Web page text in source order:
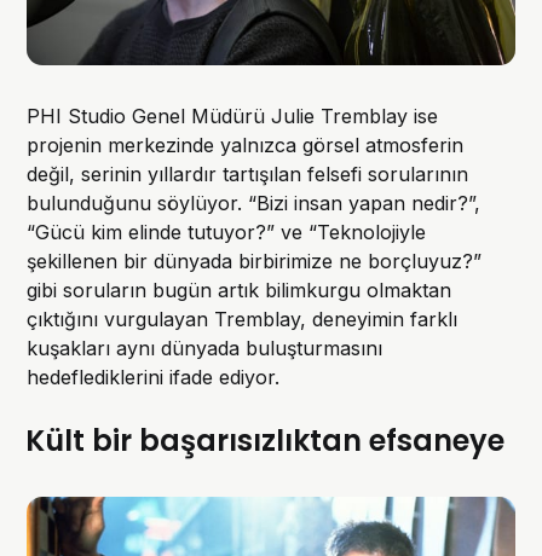
PHI Studio Genel Müdürü Julie Tremblay ise
projenin merkezinde yalnızca görsel atmosferin
değil, serinin yıllardır tartışılan felsefi sorularının
bulunduğunu söylüyor. “Bizi insan yapan nedir?”,
“Gücü kim elinde tutuyor?” ve “Teknolojiyle
şekillenen bir dünyada birbirimize ne borçluyuz?”
gibi soruların bugün artık bilimkurgu olmaktan
çıktığını vurgulayan Tremblay, deneyimin farklı
kuşakları aynı dünyada buluşturmasını
hedeflediklerini ifade ediyor.
Kült bir başarısızlıktan efsaneye